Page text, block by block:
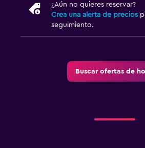
¿Aún no quieres reservar?
Crea una alerta de precios
seguimiento.
Buscar ofertas de